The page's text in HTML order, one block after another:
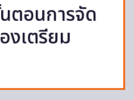
ตอนการจัด
งเตรียม